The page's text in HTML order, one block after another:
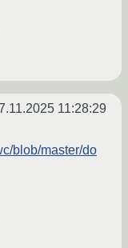
11:28:29
blob/master/do